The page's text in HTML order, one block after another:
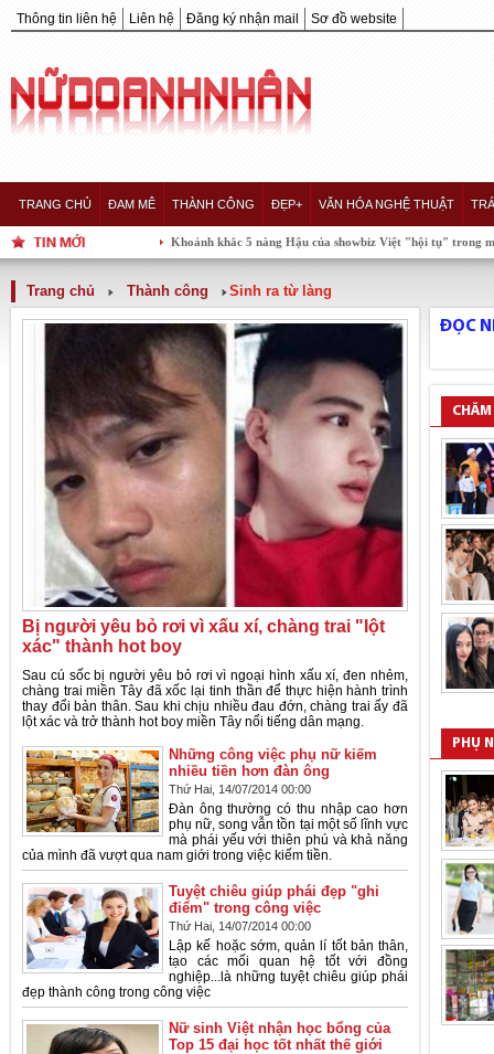
Thông tin liên hệ Liên hệ Đăng ký nhận mail Sơ đồ website
TRANG CHỦ ĐAM MÊ THÀNH CÔNG ĐẸP+ VĂN HÓA NGHỆ THUẬT
Khoảnh khắc 5 nàng Hậu của showbiz Việt "hội tụ" trong một
Trang chủ Thành công Sinh ra từ làng
Bị người yêu bỏ rơi vì xấu xí, chàng trai "lột
xác" thành hot boy
Sau cú sốc bị người yêu bỏ rơi vì ngoại hình xấu xí, đen nhẻm,
chàng trai miền Tây đã xốc lại tinh thần để thực hiện hành trình
thay đổi bản thân. Sau khi chịu nhiều đau đớn, chàng trai ấy đã
lột xác và trở thành hot boy miền Tây nổi tiếng dân mạng.
Những công việc phụ nữ kiếm
nhiều tiền hơn đàn ông
Thứ Hai, 14/07/2014 00:00
Đàn ông thường có thu nhập cao hơn
phụ nữ, song vẫn tồn tại một số lĩnh vực
mà phái yếu với thiên phú và khả năng
của mình đã vượt qua nam giới trong việc kiếm tiền.
Tuyệt chiêu giúp phái đẹp "ghi
điểm" trong công việc
Thứ Hai, 14/07/2014 00:00
Lập kế hoặc sớm, quản lí tốt bản thân,
tạo các mối quan hệ tốt với đồng
nghiệp...là những tuyệt chiêu giúp phái
đẹp thành công trong công việc
Nữ sinh Việt nhận học bổng của
Top 15 đại học tốt nhất thế giới
ĐỌC
PHỤ